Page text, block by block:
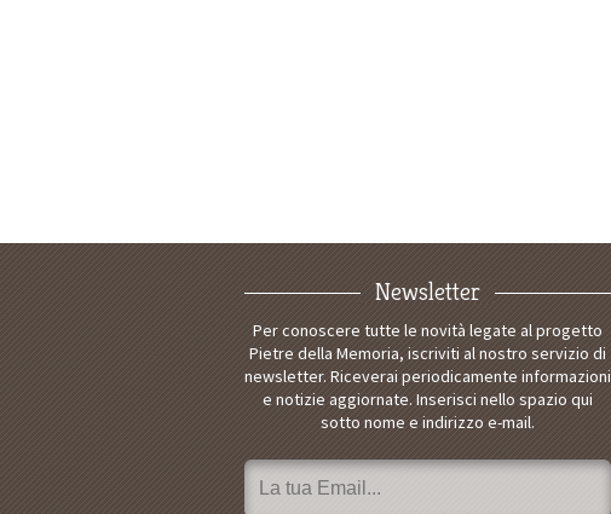
Newsletter
Per conoscere tutte le novità legate al progetto
Pietre della Memoria, iscriviti al nostro servizio di
newsletter. Riceverai periodicamente informazioni
e notizie aggiornate. Inserisci nello spazio qui
sotto nome e indirizzo e-mail.